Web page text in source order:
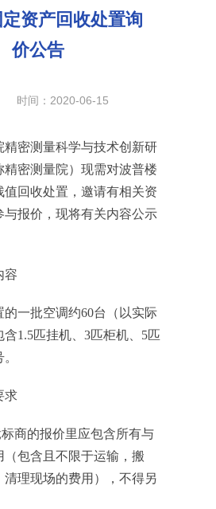
资产回收处置询
价公告
时间：2020-06-15
精密测量科学与技术创新研
精密测量院）现需对波普楼
值回收处置，邀请有相关资
与报价，现将有关内容公示
容
的一批空调约60台（以实际
含1.5匹挂机、 3匹柜机、 5匹
求
商的报价里应包含所有与
（包含且不限于运输，搬
清理现场的费用），不得另